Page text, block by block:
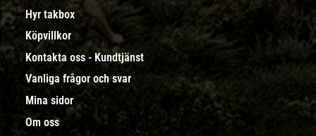
Hyr takbox
Köpvillkor
Kontakta oss - Kundtjänst
Vanliga frågor och svar
Mina sidor
Om oss